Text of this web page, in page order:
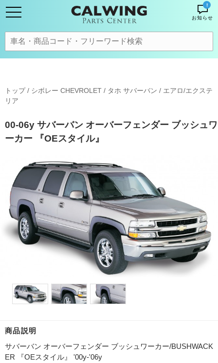
!
お知らせ
トップ/ シボレー CHEVROLET / タホ サバーバン / エアロ/エクステ
リア
00-06y サバーバン オーバーフェンダー ブッシュワ
ーカー 『OEスタイル』
商品説明
サバーバン オーバーフェンダー ブッシュワーカー/BUSHWACK
ER 『OEスタイル』 '00y-'06y